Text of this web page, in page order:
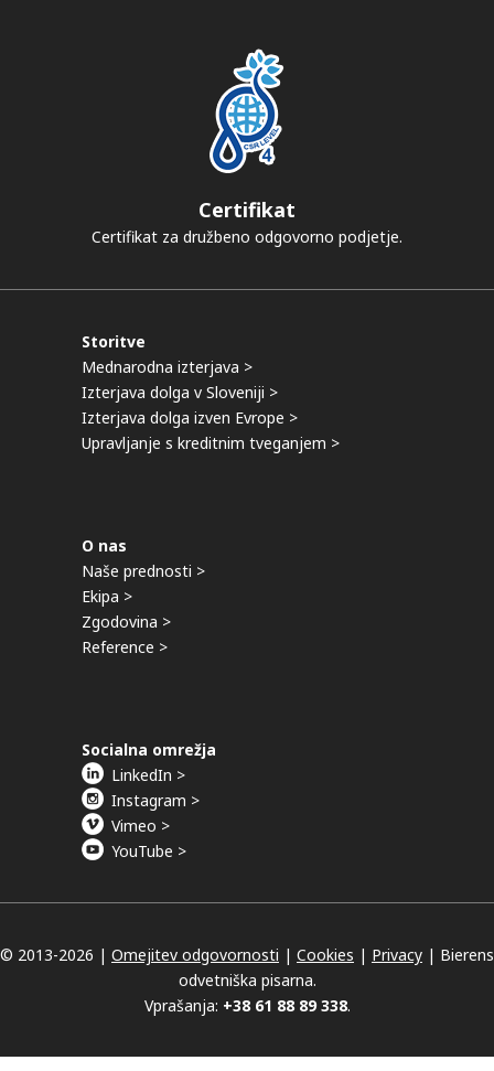
Certifikat
Certifikat za družbeno odgovorno podjetje.
Storitve
Mednarodna izterjava >
Izterjava dolga v Sloveniji >
Izterjava dolga izven Evrope >
Upravljanje s kreditnim tveganjem >
O nas
Naše prednosti >
Ekipa >
Zgodovina >
Reference >
Socialna omrežja
LinkedIn >
Instagram >
Vimeo >
YouTube >
© 2013-2026 | Omejitev odgovornosti | Cookies | Privacy | Bierens
odvetniška pisarna.
Vprašanja: +38 61 88 89 338.